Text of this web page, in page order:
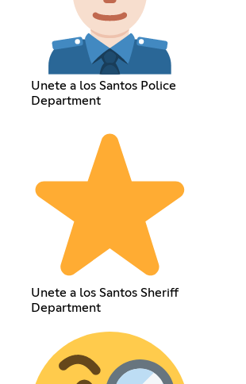
Unete a los Santos Police
Department
Unete a los Santos Sheriff
Department